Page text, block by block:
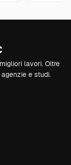
lavori. Oltre
e studi.